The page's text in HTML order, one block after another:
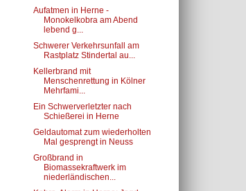
Aufatmen in Herne -
Monokelkobra am Abend
lebend g...
Schwerer Verkehrsunfall am
Rastplatz Stindertal au...
Kellerbrand mit
Menschenrettung in Kölner
Mehrfami...
Ein Schwerverletzter nach
Schießerei in Herne
Geldautomat zum wiederholten
Mal gesprengt in Neuss
Großbrand in
Biomassekraftwerk im
niederländischen...